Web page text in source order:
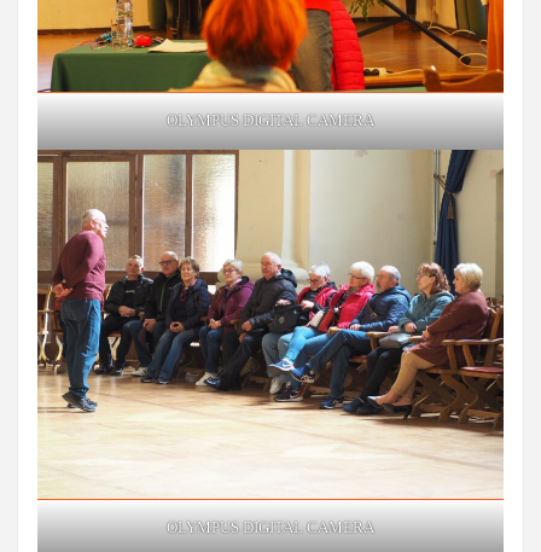
OLYMPUS DIGITAL CAMERA
OLYMPUS DIGITAL CAMERA